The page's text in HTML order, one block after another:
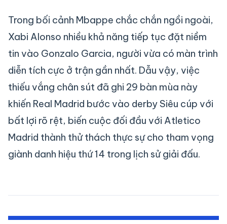
Trong bối cảnh Mbappe chắc chắn ngồi ngoài,
Xabi Alonso nhiều khả năng tiếp tục đặt niềm
tin vào Gonzalo Garcia, người vừa có màn trình
diễn tích cực ở trận gần nhất. Dẫu vậy, việc
thiếu vắng chân sút đã ghi 29 bàn mùa này
khiến Real Madrid bước vào derby Siêu cúp với
bất lợi rõ rệt, biến cuộc đối đầu với Atletico
Madrid thành thử thách thực sự cho tham vọng
giành danh hiệu thứ 14 trong lịch sử giải đấu.